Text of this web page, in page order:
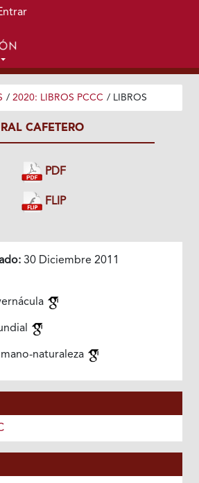
principal
sitio
/ 2020: LIBROS PCCC / LIBROS
CAFETERO
PDF
FLIP
30 Diciembre 2011
naturaleza